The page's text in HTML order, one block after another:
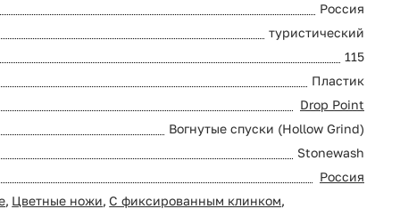
Россия
туристический
115
Пластик
Drop Point
Вогнутые спуски (Hollow Grind)
Stonewash
Россия
, Цветные ножи, С фиксированным клинком,